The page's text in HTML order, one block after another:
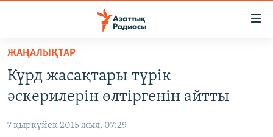
Skip
main
content
to
САЯСАТ
AZATTYQTV
ҚАҢТАР ОҚИҒАСЫ
ЖАҢАЛЫҚТАР
Күрд жасақтары түрік
әскерилерін өлтіргенін айтты
7 қыркүйек 2015 жыл, 07:29